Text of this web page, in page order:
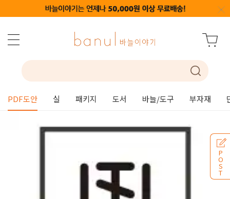
PDF도안 실 패키지 도서 바늘/도구 부자재
P
O
S
T